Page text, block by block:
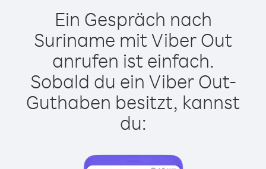
Ein Gespräch nach
Suriname mit Viber Out
anrufen ist einfach.
Sobald du ein Viber Out-
Guthaben besitzt, kannst
du: